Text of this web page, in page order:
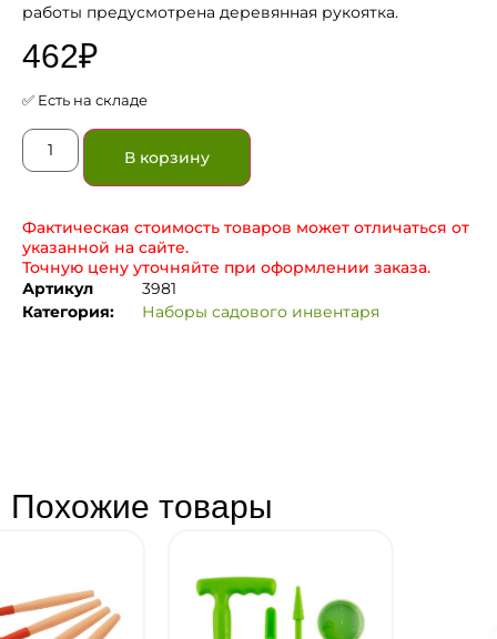
работы предусмотрена деревянная рукоятка.
462₽
✅ Есть на складе
В корзину
Фактическая стоимость товаров может отличаться от
указанной на сайте.
Точную цену уточняйте при оформлении заказа.
Артикул
3981
Категория:
Наборы садового инвентаря
Похожие товары